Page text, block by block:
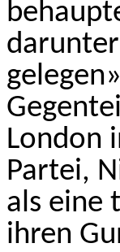
London
Partei,
als eine
ihren